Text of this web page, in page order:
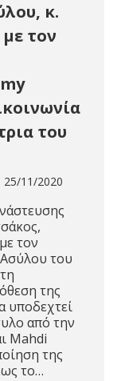
κ.
τον
του
25/11/2020
τον
του
της
υποδεχτεί
από την
Mahdi
της
το…